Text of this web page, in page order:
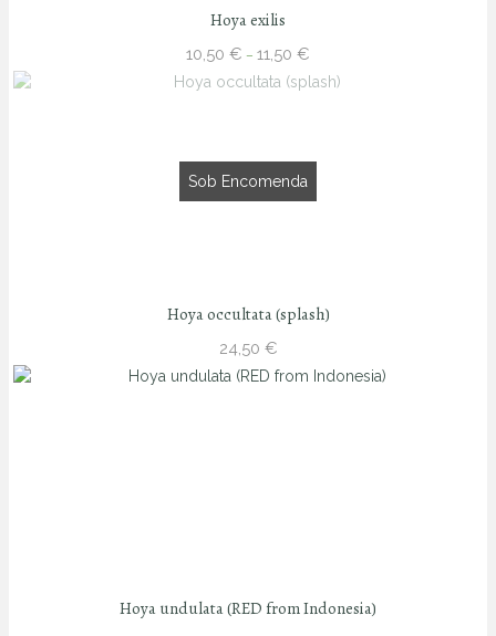
Hoya exilis
10,50 € – 11,50 €
10,50 €
Sob Encomenda
Hoya occultata (splash)
24,50 €
Hoya undulata (RED from Indonesia)